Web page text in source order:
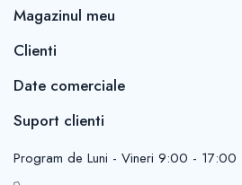
Magazinul meu
Clienti
Date comerciale
Suport clienti
Program de Luni - Vineri 9:00 - 17:00